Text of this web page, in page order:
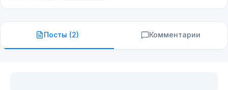
Посты (2) Комментарии